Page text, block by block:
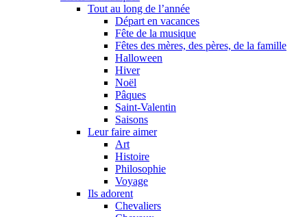
Tout au long de l’année
Départ en vacances
Fête de la musique
Fêtes des mères, des pères, de la famille
Halloween
Hiver
Noël
Pâques
Saint-Valentin
Saisons
Leur faire aimer
Art
Histoire
Philosophie
Voyage
Ils adorent
Chevaliers